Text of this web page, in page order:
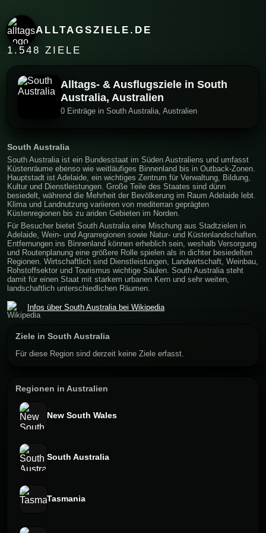
ALLTAGSZIELE.DE
1.548 ZIELE
Alltags- & Ausflugsziele in South
Australia, Australien
0 Einträge in South Australia, Australien
South Australia
South Australia ist ein Bundesstaat im Süden Australiens und umfasst
Küstenräume ebenso wie weitläufiges Binnenland bis in Outback-Zonen.
Hauptstadt ist Adelaide, ein wichtiges Zentrum für Verwaltung, Bildung,
Kultur und Dienstleistungen. Große Teile des Staates sind dünn
besiedelt, während die Mehrheit der Bevölkerung im Raum Adelaide lebt.
Klima und Landnutzung variieren von mediterran geprägten
Küstenregionen bis zu ariden Gebieten im Norden.
Für Besucher bietet South Australia eine Mischung aus Stadtzielen in
Adelaide, Wein- und Agrarregionen sowie Natur- und Küstenlandschaften.
Entfernungen ins Binnenland können erheblich sein, weshalb Versorgung
und Routenplanung eine größere Rolle spielen als in dichter besiedelten
Regionen. Wirtschaftlich sind Dienstleistungen, Landwirtschaft, Weinbau,
Rohstoffsektor und Tourismus wichtige Säulen. South Australia steht
damit für einen Staat mit starkem urbanen Kern und sehr weiten,
landschaftlich unterschiedlichen Räumen.
Infos über South Australia bei Wikipedia
Ziele in South Australia
Für diese Region sind derzeit keine Ziele erfasst.
Regionen in Australien
New South Wales
South Australia
Tasmania